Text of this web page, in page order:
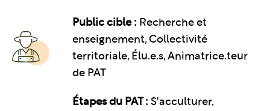
Public cible : Recherche et
enseignement, Collectivité
territoriale, Élu.e.s, Animatrice.teur
de PAT
Étapes du PAT : S'acculturer,